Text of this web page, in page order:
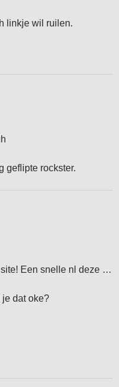
linkje wil ruilen.
geflipte rockster.
Een snelle nl deze …
je dat oke?